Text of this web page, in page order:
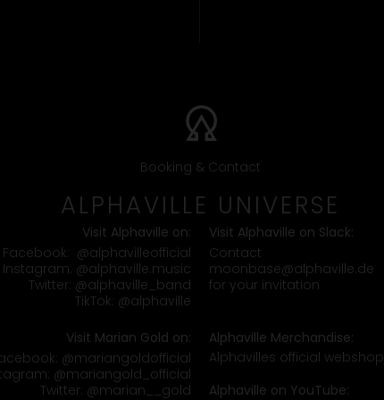
Booking & Contact
ALPHAVILLE UNIVERSE
Visit Alphaville on:
Facebook: @alphavilleofficial
Instagram: @alphaville.music
Twitter: @alphaville_band
TikTok: @alphaville
Visit Alphaville on Slack:
Contact
moonbase@alphaville.de
for your invitation
Visit Marian Gold on:
@mariangoldofficial
@mariangold_official
Twitter: @marian__gold
Alphaville Merchandise:
Alphavilles official webshop
Alphaville on YouTube: